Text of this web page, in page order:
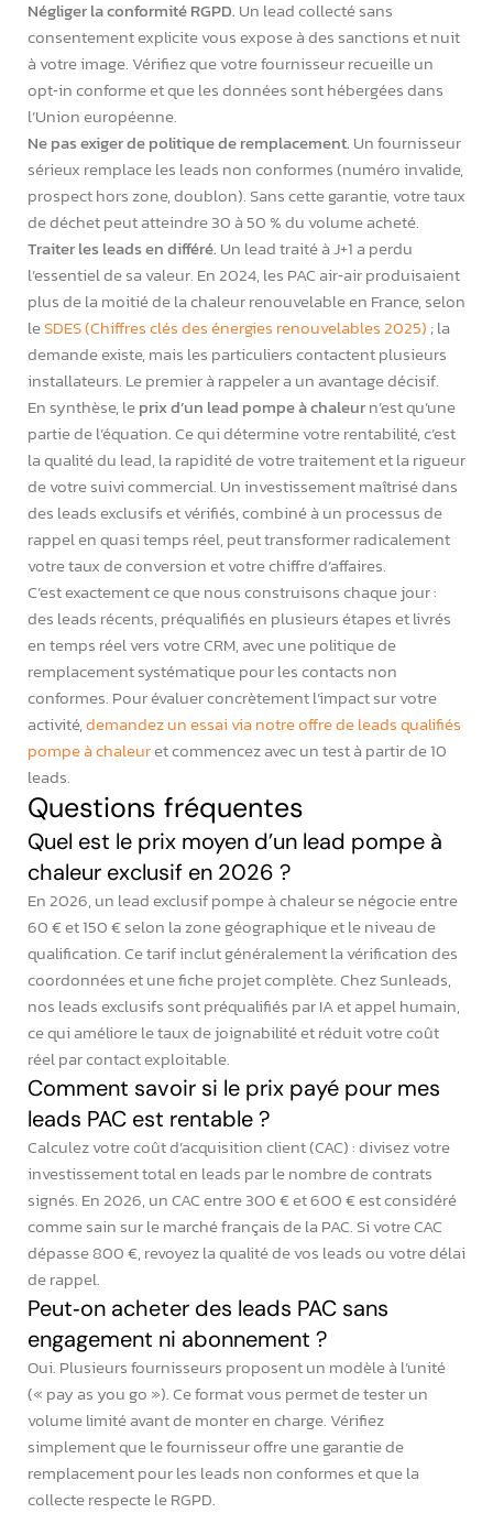
Négliger la conformité RGPD. Un lead collecté sans
consentement explicite vous expose à des sanctions et nuit
à votre image. Vérifiez que votre fournisseur recueille un
opt‑in conforme et que les données sont hébergées dans
l’Union européenne.
Ne pas exiger de politique de remplacement. Un fournisseur
sérieux remplace les leads non conformes (numéro invalide,
prospect hors zone, doublon). Sans cette garantie, votre taux
de déchet peut atteindre 30 à 50 % du volume acheté.
Traiter les leads en différé. Un lead traité à J+1 a perdu
l’essentiel de sa valeur. En 2024, les PAC air‑air produisaient
plus de la moitié de la chaleur renouvelable en France, selon
leSDES (Chiffres clés des énergies renouvelables 2025) ; la
demande existe, mais les particuliers contactent plusieurs
installateurs. Le premier à rappeler a un avantage décisif.
En synthèse, leprix d’un lead pompe à chaleurn’est qu’une
partie de l’équation. Ce qui détermine votre rentabilité, c’est
la qualité du lead, la rapidité de votre traitement et la rigueur
de votre suivi commercial. Un investissement maîtrisé dans
des leads exclusifs et vérifiés, combiné à un processus de
rappel en quasi temps réel, peut transformer radicalement
votre taux de conversion et votre chiffre d’affaires.
C’est exactement ce que nous construisons chaque jour :
des leads récents, préqualifiés en plusieurs étapes et livrés
en temps réel vers votre CRM, avec une politique de
remplacement systématique pour les contacts non
conformes. Pour évaluer concrètement l’impact sur votre
activité,demandez un essai via notre offre de leads qualifiés
pompe à chaleuret commencez avec un test à partir de 10
leads.
Questions fréquentes
Quel est le prix moyen d’un lead pompe à
chaleur exclusif en 2026 ?
En 2026, un lead exclusif pompe à chaleur se négocie entre
60 € et 150 € selon la zone géographique et le niveau de
qualification. Ce tarif inclut généralement la vérification des
coordonnées et une fiche projet complète. Chez Sunleads,
nos leads exclusifs sont préqualifiés par IA et appel humain,
ce qui améliore le taux de joignabilité et réduit votre coût
réel par contact exploitable.
Comment savoir si le prix payé pour mes
leads PAC est rentable ?
Calculez votre coût d’acquisition client (CAC) : divisez votre
investissement total en leads par le nombre de contrats
signés. En 2026, un CAC entre 300 € et 600 € est considéré
comme sain sur le marché français de la PAC. Si votre CAC
dépasse 800 €, revoyez la qualité de vos leads ou votre délai
de rappel.
Peut‑on acheter des leads PAC sans
engagement ni abonnement ?
Oui. Plusieurs fournisseurs proposent un modèle à l’unité
(« pay as you go »). Ce format vous permet de tester un
volume limité avant de monter en charge. Vérifiez
simplement que le fournisseur offre une garantie de
remplacement pour les leads non conformes et que la
collecte respecte le RGPD.